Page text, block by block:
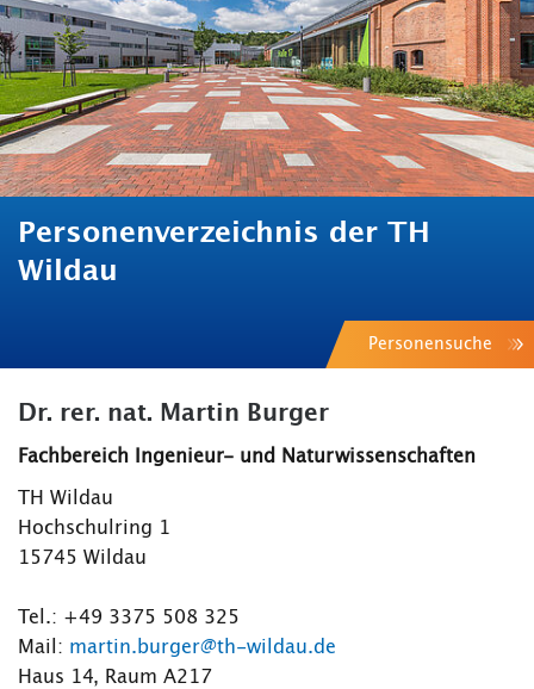
INTERNATIONAL
BESCHÄFTIGTE
Blogs Kontakt und Anfahrt Webmail Moodle
TH Online-Portal Personensuche English
Personenverzeichnis der TH
Wildau
Personensuche
Dr. rer. nat. Martin Burger
Fachbereich Ingenieur- und Naturwissenschaften
TH Wildau
Hochschulring 1
15745 Wildau
Tel.: +49 3375 508 325
Mail: martin.burger@th-wildau.de
Haus 14, Raum A217